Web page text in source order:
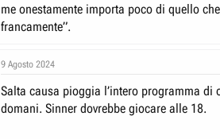
me onestamente importa poco di quello
francamente”.
9 Agosto 2024
Salta causa pioggia l’intero programma di
domani. Sinner dovrebbe giocare alle 18.